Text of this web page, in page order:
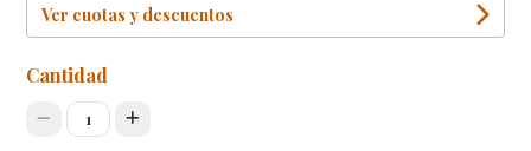
Ver cuotas y descuentos
Cantidad
1